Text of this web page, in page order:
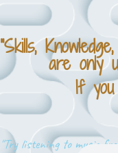
"Skills,
are only
If
"Try listening to music